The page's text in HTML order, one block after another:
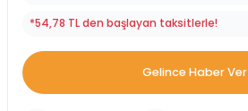
*54,78 TL den başlayan taksitlerle!
Gelince Haber Ver